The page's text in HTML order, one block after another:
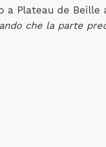
a Plateau de Beille
che la parte